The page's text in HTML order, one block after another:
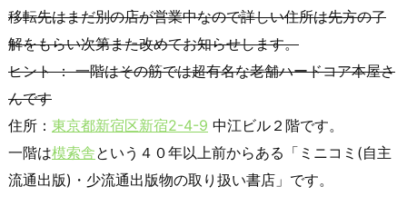
移転先はまだ別の店が営業中なので詳しい住所は先方の了
解をもらい次第また改めてお知らせします。
ヒント ： 一階はその筋では超有名な老舗ハードコア本屋さ
んです
住所： 東京都新宿区新宿2-4-9 中江ビル２階です。
一階は模索舎という４０年以上前からある「ミニコミ(自主
流通出版)・少流通出版物の取り扱い書店」です。